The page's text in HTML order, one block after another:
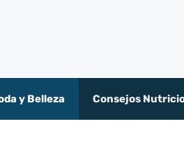
y Belleza Consejos